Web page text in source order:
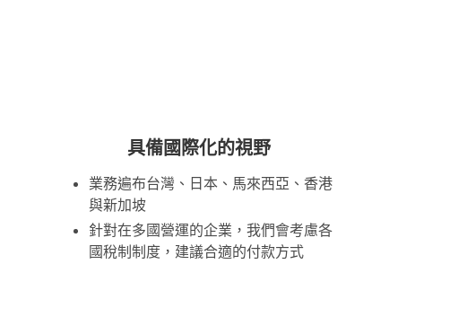
具備國際化的視野
業務遍布台灣、日本、馬來西亞、香港
與新加坡
針對在多國營運的企業，我們會考慮各
國稅制制度，建議合適的付款方式